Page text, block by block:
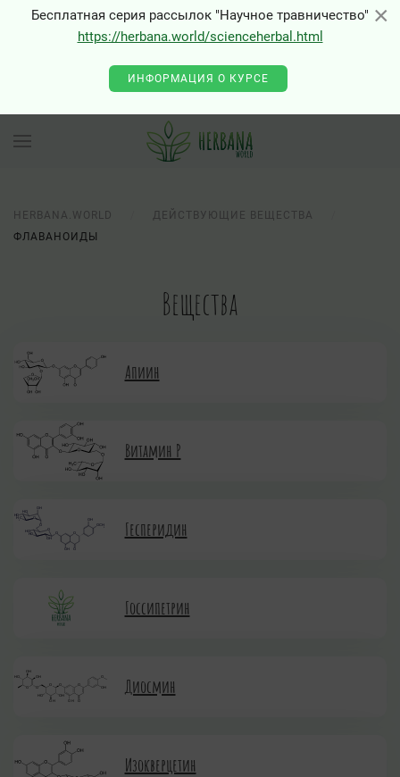
×
Бесплатная серия рассылок "Научное травничество"
https://herbana.world/scienceherbal.html
ИНФОРМАЦИЯ О КУРСЕ
HERBANA.WORLD
ДЕЙСТВУЮЩИЕ ВЕЩЕСТВА
ФЛАВАНОИДЫ
Вещества
Апиин
Витамин P
Гесперидин
Госсипетрин
Диосмин
Изокверцетин
×